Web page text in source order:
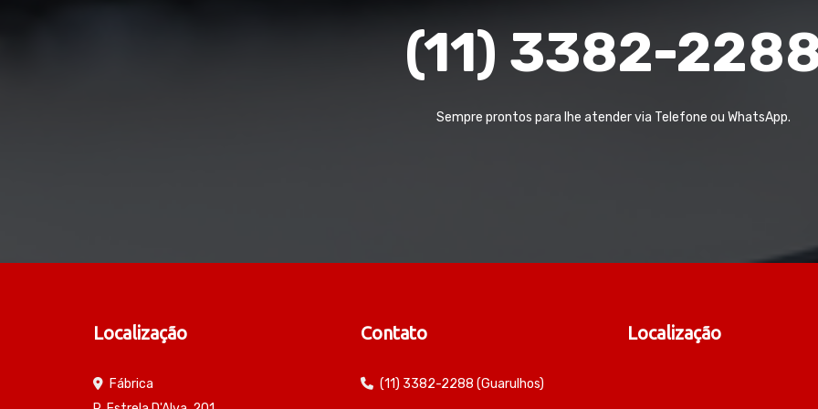
(11) 3382-
Sempre prontos para lhe atender via Telefone ou WhatsApp.
Localização
Fábrica
Contato
(11) 3382-2288 (Guarulhos)
Localização